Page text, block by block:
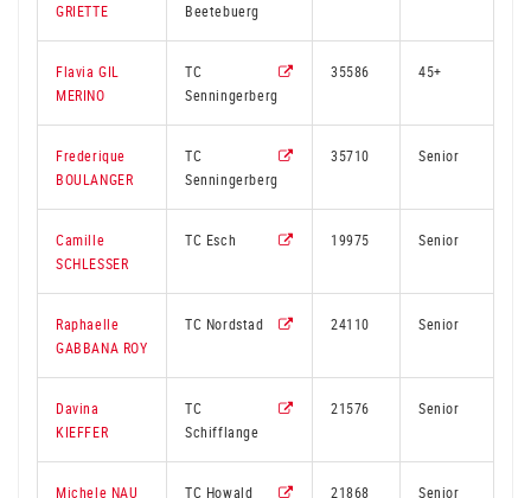
GRIETTE
Beetebuerg
Flavia GIL
MERINO
TC
Senningerberg
35586 45+
Frederique
BOULANGER
TC
Senningerberg
35710 Senior
Camille
SCHLESSER
TC Esch 19975 Senior
Raphaelle
GABBANA ROY
TC Nordstad 24110 Senior
Davina
KIEFFER
TC
Schifflange
21576 Senior
Michele NAU TC Howald 21868 Senior